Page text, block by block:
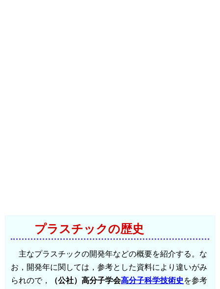
プラスチックの歴史
主なプラスチックの開発年などの概要を紹介する。な
お，開発年に関しては，参考とした資料により違いがみ
られので，
（公社）高分子学会高分子科学技術史 を参考